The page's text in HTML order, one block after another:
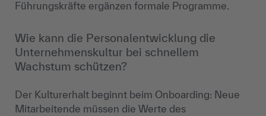
Führungskräfte ergänzen formale Programme.
Wie kann die Personalentwicklung die
Unternehmenskultur bei schnellem
Wachstum schützen?
Der Kulturerhalt beginnt beim Onboarding: Neue
Mitarbeitende müssen die Werte des